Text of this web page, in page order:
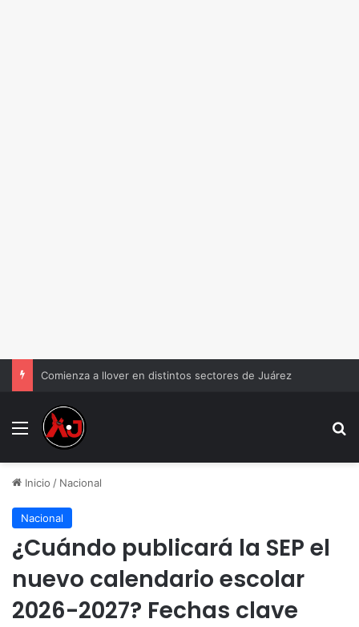
Comienza a llover en distintos sectores de Juárez
Menu
Inicio / Nacional
Nacional
¿Cuándo publicará la SEP el
nuevo calendario escolar
2026-2027? Fechas clave